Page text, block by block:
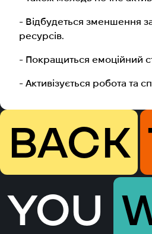
- Відбудеться зменшення
ресурсів.
- Покращиться емоційний
- Активізується робота та
BACK
YOU